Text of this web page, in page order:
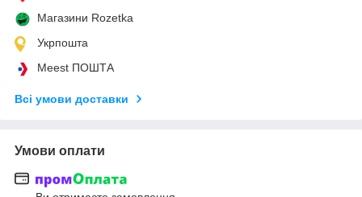
Магазини Rozetka
Укрпошта
Meest ПОШТА
Всі умови доставки
Умови оплати